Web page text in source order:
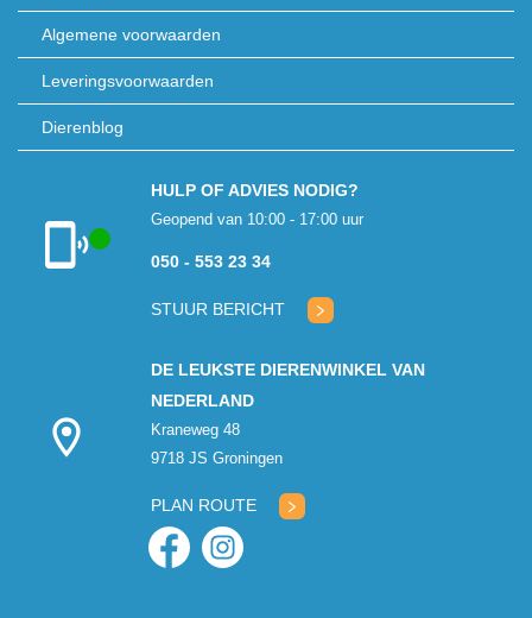
Algemene voorwaarden
Leveringsvoorwaarden
Dierenblog
Klantenservice
HULP OF ADVIES NODIG?
Geopend van 10:00 - 17:00 uur
050 - 553 23 34
STUUR BERICHT
DE LEUKSTE DIERENWINKEL VAN
NEDERLAND
Kraneweg 48
9718 JS Groningen
PLAN ROUTE